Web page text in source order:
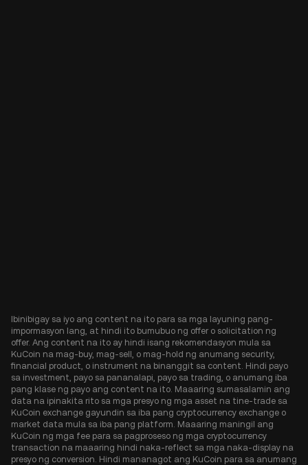
Ibinibigay sa iyo ang content na ito para sa mga layuning pang-
impormasyon lang, at hindi ito bumubuo ng offer o solicitation ng
offer. Ang content na ito ay hindi isang rekomendasyon mula sa
KuCoin na mag-buy, mag-sell, o mag-hold ng anumang security,
financial product, o instrument na binanggit sa content. Hindi payo
sa investment, payo sa pananalapi, payo sa trading, o anumang iba
pang klase ng payo ang content na ito. Maaaring sumasalamin ang
data na ipinakita rito sa mga presyo ng mga asset na tine-trade sa
KuCoin exchange gayundin sa iba pang cryptocurrency exchange o
market data mula sa iba pang platform. Maaaring maningil ang
KuCoin ng mga fee para sa pagproseso ng mga cryptocurrency
transaction na maaaring hindi naka-reflect sa mga naka-display na
presyo ng conversion. Hindi mananagot ang KuCoin para sa anumang